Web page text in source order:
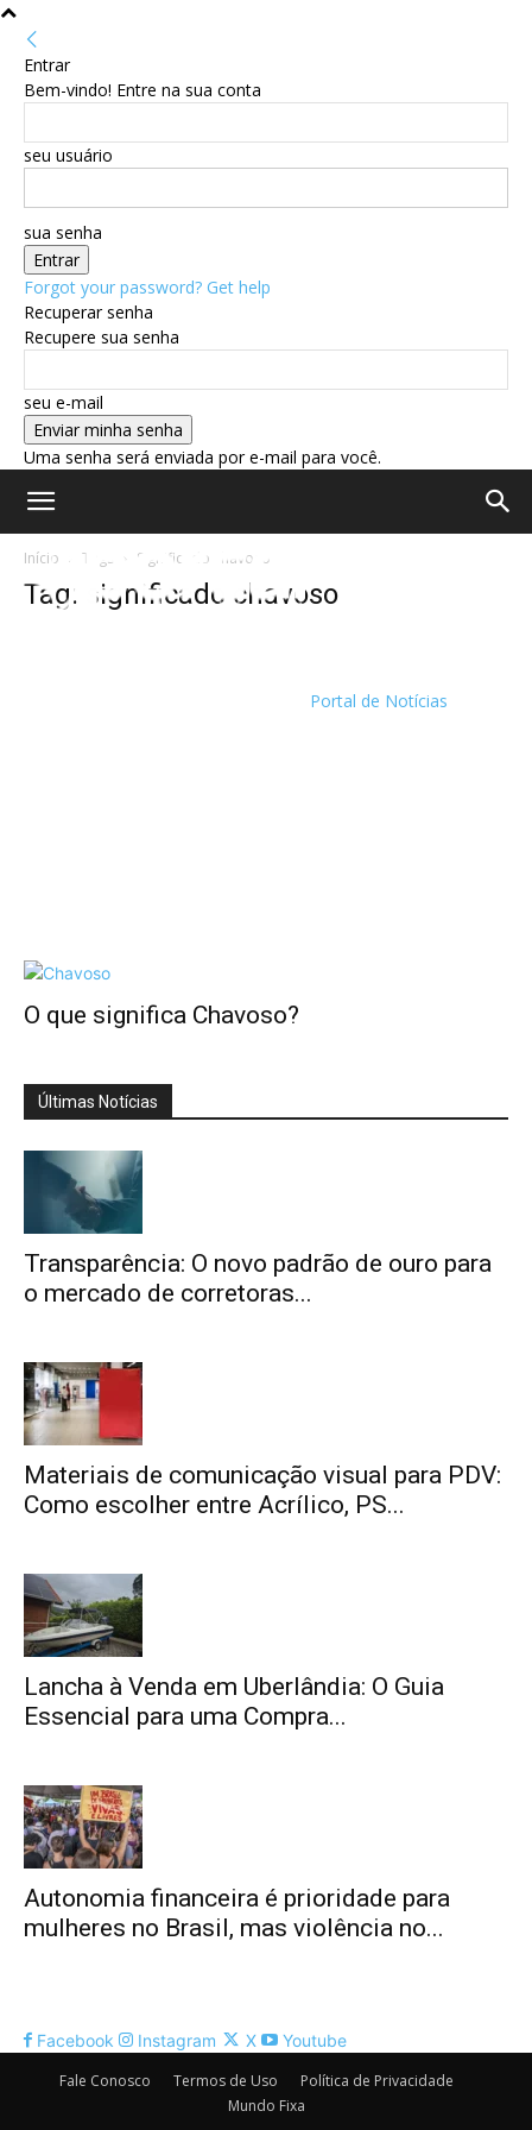
Entrar
Bem-vindo! Entre na sua conta
seu usuário
sua senha
Forgot your password? Get help
Recuperar senha
Recupere sua senha
seu e-mail
Uma senha será enviada por e-mail para você.
Portal de Notícias
Início Tags Significado chavoso
Tag: significado chavoso
O que significa Chavoso?
Últimas Notícias
Transparência: O novo padrão de ouro para
o mercado de corretoras...
Materiais de comunicação visual para PDV:
Como escolher entre Acrílico, PS...
Lancha à Venda em Uberlândia: O Guia
Essencial para uma Compra...
Autonomia financeira é prioridade para
mulheres no Brasil, mas violência no...
Facebook Instagram X
Youtube
Fale Conosco
Termos de Uso
Política de Privacidade
Mundo Fixa